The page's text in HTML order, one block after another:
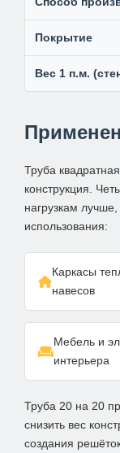
Покрытие
Вес 1 п.м.
Труба
конструкция.
нагрузкам
использования:
Каркасы
навесов
Мебель и
интерьера
Труба 20 на 20
снизить вес
создания